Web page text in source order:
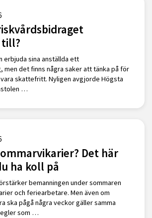
till?
erbjuda sina anställda ett
men det finns några saker att tänka på för
skattefritt. Nyligen avgjorde Högsta
…
Det här
ha koll på
bemanningen under sommaren
och feriearbetare. Men även om
ska pågå några veckor gäller samma
som …